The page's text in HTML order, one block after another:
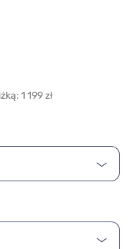
1 199 zł